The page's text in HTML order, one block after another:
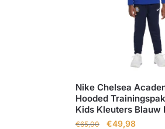
Nike Chelsea
Hooded
Kids Kleuters Blauw
€65,00 €49,98